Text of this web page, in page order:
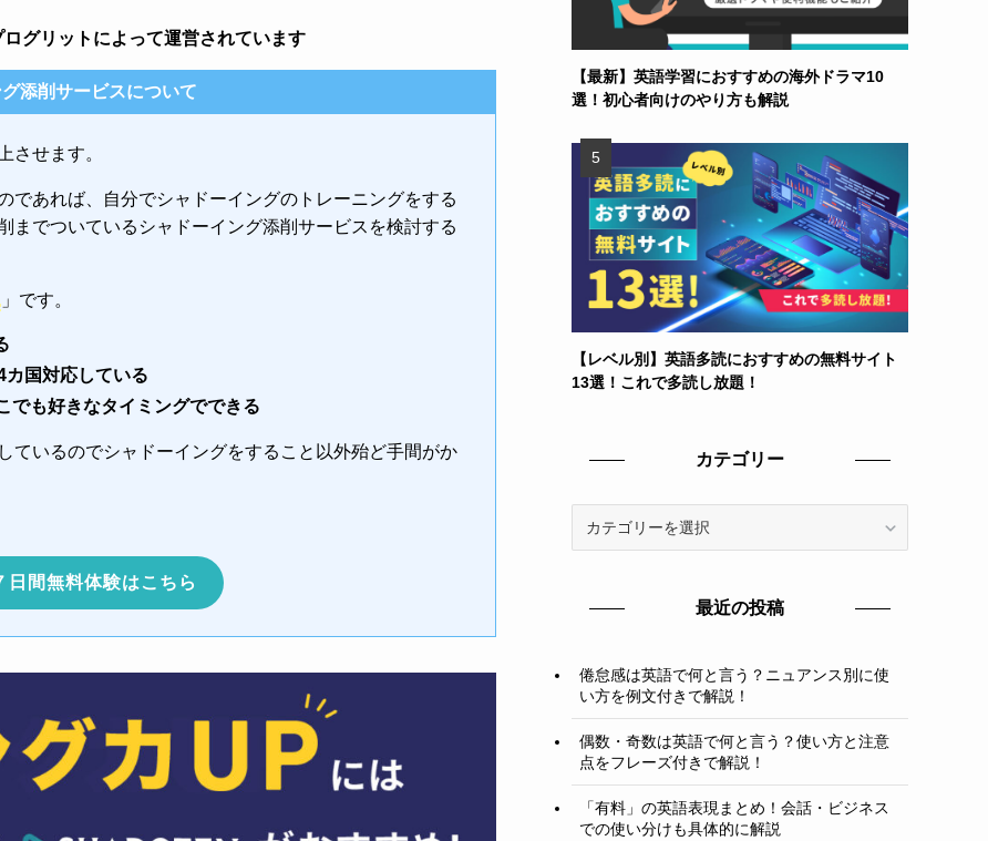
グリットによって運営されています
添削サービスについて
させます。
であれば、自分でシャドーイングのトレーニングをする
までついているシャドーイング添削サービスを検討する
」です。
カ国対応している
でも好きなタイミングでできる
ているのでシャドーイングをすること以外殆ど手間がか
日間無料体験はこちら
【最新】英語学習におすすめの海外ドラマ10
選！初心者向けのやり方も解説
【レベル別】英語多読におすすめの無料サイト
13選！これで多読し放題！
カテゴリー
最近の投稿
倦怠感は英語で何と言う？ニュアンス別に使
い方を例文付きで解説！
偶数・奇数は英語で何と言う？使い方と注意
点をフレーズ付きで解説！
「有料」の英語表現まとめ！会話・ビジネス
での使い分けも具体的に解説